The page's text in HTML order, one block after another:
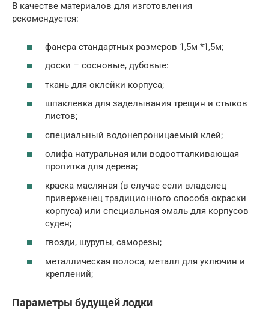
В качестве материалов для изготовления
рекомендуется:
фанера стандартных размеров 1,5м *1,5м;
доски – сосновые, дубовые:
ткань для оклейки корпуса;
шпаклевка для заделывания трещин и стыков
листов;
специальный водонепроницаемый клей;
олифа натуральная или водоотталкивающая
пропитка для дерева;
краска масляная (в случае если владелец
приверженец традиционного способа окраски
корпуса) или специальная эмаль для корпусов
суден;
гвозди, шурупы, саморезы;
металлическая полоса, металл для уключин и
креплений;
Параметры будущей лодки